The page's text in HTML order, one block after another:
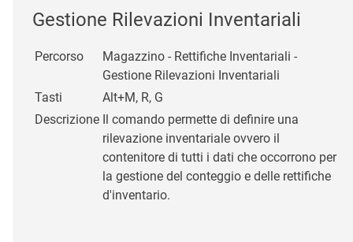
Gestione Rilevazioni Inventariali
Percorso
Magazzino - Rettifiche Inventariali -
Gestione Rilevazioni Inventariali
Tasti
Alt+M, R, G
Descrizione Il comando permette di definire una
rilevazione inventariale ovvero il
contenitore di tutti i dati che occorrono per
la gestione del conteggio e delle rettifiche
d'inventario.